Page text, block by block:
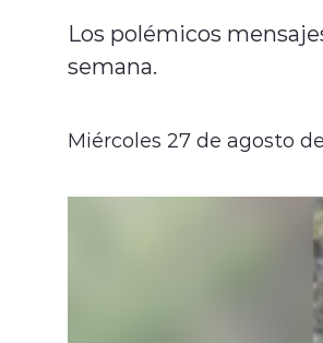
Los polémicos
semana.
Miércoles 27 de agosto